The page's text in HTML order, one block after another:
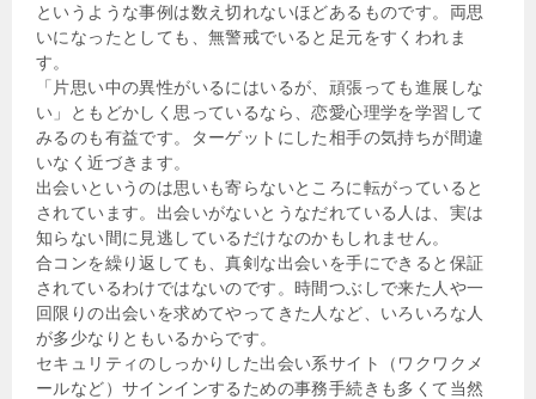
というような事例は数え切れないほどあるものです。両思
いになったとしても、無警戒でいると足元をすくわれま
す。
「片思い中の異性がいるにはいるが、頑張っても進展しな
い」ともどかしく思っているなら、恋愛心理学を学習して
みるのも有益です。ターゲットにした相手の気持ちが間違
いなく近づきます。
出会いというのは思いも寄らないところに転がっていると
されています。出会いがないとうなだれている人は、実は
知らない間に見逃しているだけなのかもしれません。
合コンを繰り返しても、真剣な出会いを手にできると保証
されているわけではないのです。時間つぶしで来た人や一
回限りの出会いを求めてやってきた人など、いろいろな人
が多少なりともいるからです。
セキュリティのしっかりした出会い系サイト（ワクワクメ
ールなど）サインインするための事務手続きも多くて当然